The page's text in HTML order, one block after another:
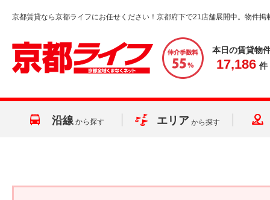
京都賃貸なら京都ライフにお任せください！京都府下で21店舗展開中。物件掲
本日の賃貸物
17,186 件
沿線 から探す エリア から探す